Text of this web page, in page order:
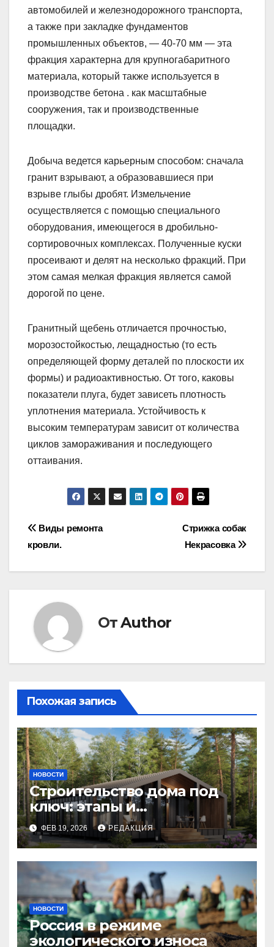
автомобилей и железнодорожного транспорта,
а также при закладке фундаментов
промышленных объектов, — 40-70 мм — эта
фракция характерна для крупногабаритного
материала, который также используется в
производстве бетона . как масштабные
сооружения, так и производственные
площадки.
Добыча ведется карьерным способом: сначала
гранит взрывают, а образовавшиеся при
взрыве глыбы дробят. Измельчение
осуществляется с помощью специального
оборудования, имеющегося в дробильно-
сортировочных комплексах. Полученные куски
просеивают и делят на несколько фракций. При
этом самая мелкая фракция является самой
дорогой по цене.
Гранитный щебень отличается прочностью,
морозостойкостью, лещадностью (то есть
определяющей форму деталей по плоскости их
формы) и радиоактивностью. От того, каковы
показатели плуга, будет зависеть плотность
уплотнения материала. Устойчивость к
высоким температурам зависит от количества
циклов замораживания и последующего
оттаивания.
Навигация
по
Стрижка собак
Некрасовка
Виды ремонта
кровли.
ОтAuthor
Похожая запись
НОВОСТИ
Строительство дома под
ключ: этапы и
планирование бюджета
ФЕВ 19, 2026 РЕДАКЦИЯ
НОВОСТИ
Россия в режиме
экологического износа